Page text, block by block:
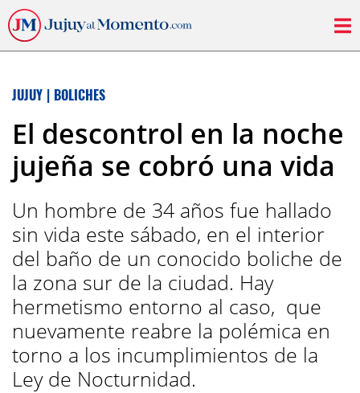
JUJUY | BOLICHES
El descontrol en la noche
jujeña se cobró una vida
Un hombre de 34 años fue hallado
sin vida este sábado, en el interior
del baño de un conocido boliche de
la zona sur de la ciudad. Hay
hermetismo entorno al caso, que
nuevamente reabre la polémica en
torno a los incumplimientos de la
Ley de Nocturnidad.